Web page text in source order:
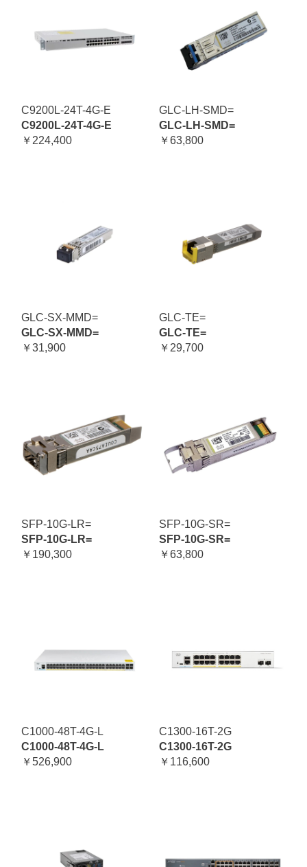
C9200L-24T-4G-E
C9200L-24T-4G-E
￥224,400
GLC-LH-SMD=
GLC-LH-SMD=
￥63,800
GLC-SX-MMD=
GLC-SX-MMD=
￥31,900
GLC-TE=
GLC-TE=
￥29,700
SFP-10G-LR=
SFP-10G-LR=
￥190,300
SFP-10G-SR=
SFP-10G-SR=
￥63,800
C1000-48T-4G-L
C1000-48T-4G-L
￥526,900
C1300-16T-2G
C1300-16T-2G
￥116,600